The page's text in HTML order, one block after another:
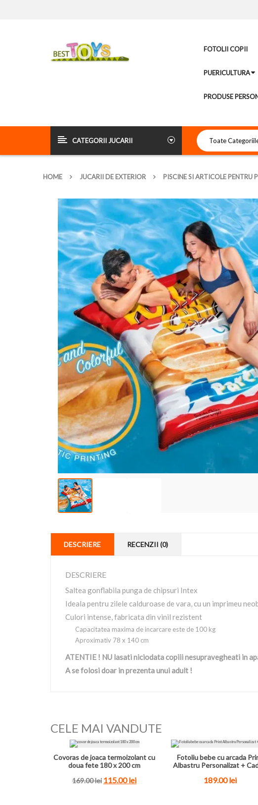
FOTOLII COPII
PUERICULTURA
PRODUSE
CATEGORII JUCARII
HOME JUCARII DE EXTERIOR PISCINE SI ARTICOLE PENTRU
DESCRIERE RECENZII (0)
DESCRIERE
Saltea gonflabila punga de chipsuri Intex
Ideala pentru zilele calduroase de vara, cu un imprimeu
Culori intense, fabricata din vinil rezistent
Capacitatea maxima de incarcare este de 100 kg
Aproximativ 78 x 140 cm
ATENTIE ! NU lasati niciodata copiii nesupravegheati in
A se folosi doar in prezenta unui adult !
CELE MAI VANDUTE
Covoras de joaca termoizolant cu
doua fete 180 x 200 cm
169.00lei 115.00lei
Fotoliu bebe cu arcada
Albastru Personalizat +
189.00lei